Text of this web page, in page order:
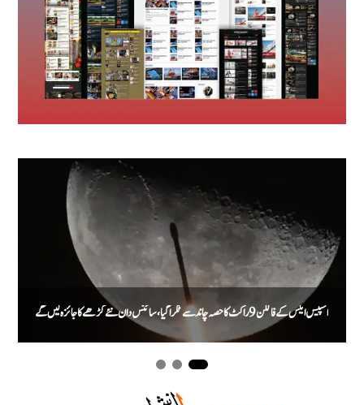
اسپیس ایکس کے فالکن 9 راکٹ کا حصہ چاند سے ٹکرا گیا، سائنس دان نئے گڑھے کا جائزہ لیں گے